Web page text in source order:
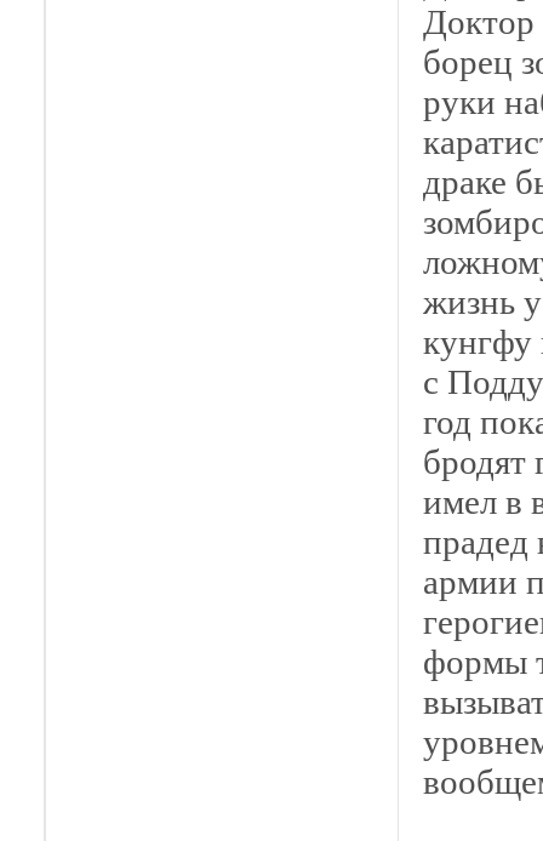
борец
руки
драке
жизнь
кунгфу
с
год
бродят
имел в
прадед
армии
формы